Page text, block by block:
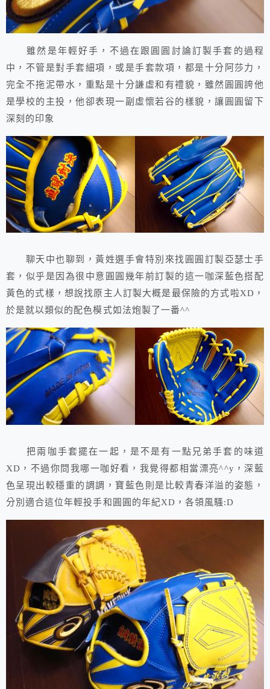
雖然是年輕好手，不過在跟圓圓討論訂製手套的過程
中，不管是對手套細項，或是手套款項，都是十分阿莎力，
完全不拖泥帶水，重點是十分謙虛和有禮貌，雖然圓圓誇他
是學校的主投，他卻表現一副虛懷若谷的樣貌，讓圓圓留下
深刻的印象
聊天中也聊到，黃姓選手會特別來找圓圓訂製亞瑟士手
套，似乎是因為很中意圓圓幾年前訂製的這一咖深藍色搭配
黃色的式樣，想說找原主人訂製大概是最保險的方式啦XD，
於是就以類似的配色模式如法炮製了一番^^
把兩咖手套擺在一起，是不是有一點兄弟手套的味道
XD，不過你問我哪一咖好看，我覺得都相當漂亮^^y，深藍
色呈現出較穩重的調調，寶藍色則是比較青春洋溢的姿態，
分別適合這位年輕投手和圓圓的年紀XD，各領風騷:D